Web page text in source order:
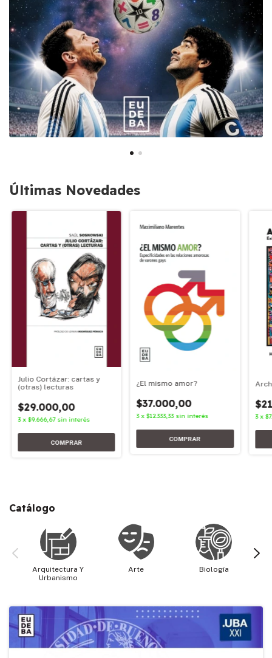
Últimas Novedades
Julio Cortázar: cartas y
(otras) lecturas
$29.000,00
3 x $9.666,67 sin interés
¿El mismo amor?
$37.000,00
3 x$12.333,33 sin interés 3 x
Catálogo
Arquitectura Y
Urbanismo
Arte Biología